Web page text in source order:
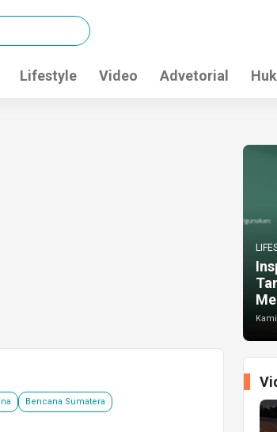
Lifestyle Video Advetorial
Bencana Sumatera